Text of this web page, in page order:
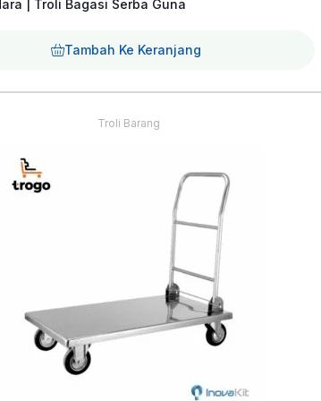
Rp2.300.000.adalah:
| Troli Bagasi Serba Guna
Tambah Ke Keranjang
Troli Barang